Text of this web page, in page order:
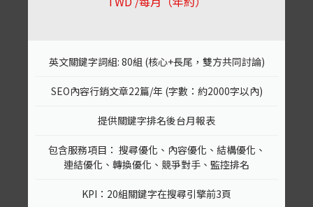
英文關鍵字詞組: 80組 (核心+長尾，雙方共同討論)
SEO內容行銷文章22篇/年 (字數：約2000字以內)
提供關鍵字排名後台月報表
包含服務項目： 搜尋優化、內容優化、結構優化、
連結優化、轉換優化、競爭對手、監控排名
KPI：20組關鍵字在搜尋引擎前3頁